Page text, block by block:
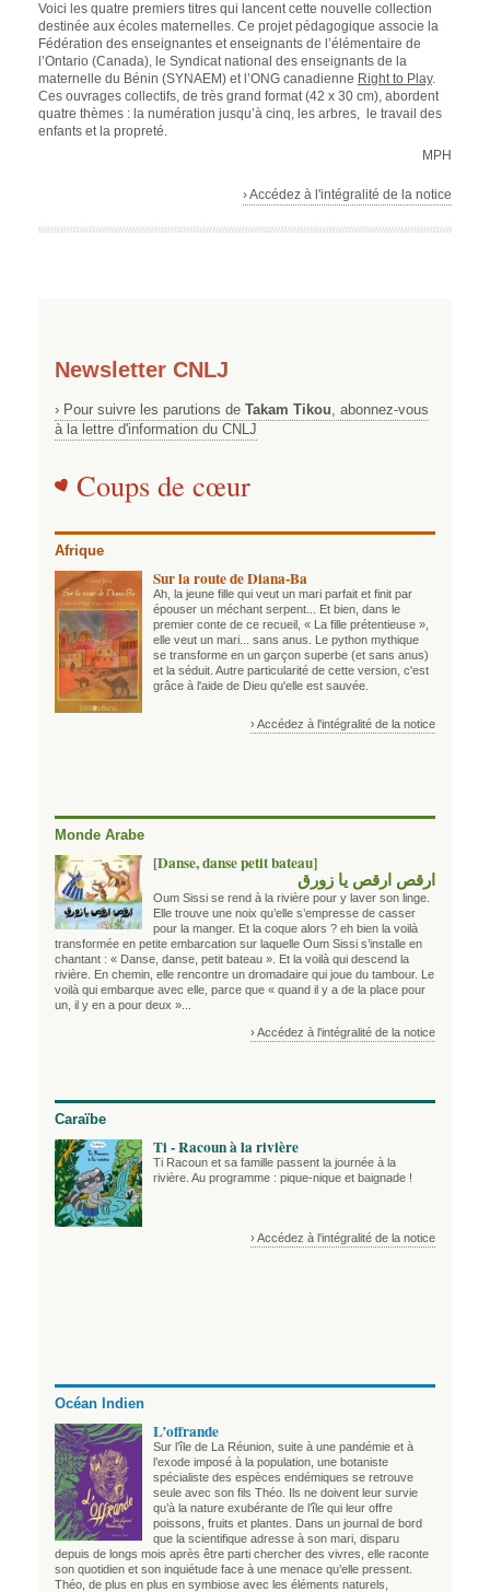
Voici les quatre premiers titres qui lancent cette nouvelle collection
destinée aux écoles maternelles. Ce projet pédagogique associe la
Fédération des enseignantes et enseignants de l’élémentaire de
l’Ontario (Canada), le Syndicat national des enseignants de la
maternelle du Bénin (SYNAEM) et l’ONG canadienne Right to Play.
Ces ouvrages collectifs, de très grand format (42 x 30 cm), abordent
quatre thèmes : la numération jusqu’à cinq, les arbres, le travail des
enfants et la propreté.
MPH
› Accédez à l'intégralité de la notice
Newsletter CNLJ
› Pour suivre les parutions de Takam Tikou, abonnez-vous
à la lettre d'information du CNLJ
Coups de cœur
Afrique
Sur la route de Diana-Ba
Ah, la jeune fille qui veut un mari parfait et finit par
épouser un méchant serpent... Et bien, dans le
premier conte de ce recueil, « La fille prétentieuse »,
elle veut un mari... sans anus. Le python mythique
se transforme en un garçon superbe (et sans anus)
et la séduit. Autre particularité de cette version, c'est
grâce à l'aide de Dieu qu'elle est sauvée.
› Accédez à l'intégralité de la notice
Monde Arabe
[Danse, danse petit bateau]
ارقص ارقص يا زورق
Oum Sissi se rend à la rivière pour y laver son linge.
Elle trouve une noix qu’elle s’empresse de casser
pour la manger. Et la coque alors ? eh bien la voilà
transformée en petite embarcation sur laquelle Oum Sissi s’installe en
chantant : « Danse, danse, petit bateau ». Et la voilà qui descend la
rivière. En chemin, elle rencontre un dromadaire qui joue du tambour. Le
voilà qui embarque avec elle, parce que « quand il y a de la place pour
un, il y en a pour deux »...
› Accédez à l'intégralité de la notice
Caraïbe
Ti - Racoun à la rivière
Ti Racoun et sa famille passent la journée à la
rivière. Au programme : pique-nique et baignade !
› Accédez à l'intégralité de la notice
Océan Indien
L’offrande
Sur l’île de La Réunion, suite à une pandémie et à
l’exode imposé à la population, une botaniste
spécialiste des espèces endémiques se retrouve
seule avec son fils Théo. Ils ne doivent leur survie
qu’à la nature exubérante de l’île qui leur offre
poissons, fruits et plantes. Dans un journal de bord
que la scientifique adresse à son mari, disparu
depuis de longs mois après être parti chercher des vivres, elle raconte
son quotidien et son inquiétude face à une menace qu’elle pressent.
Théo, de plus en plus en symbiose avec les éléments naturels,